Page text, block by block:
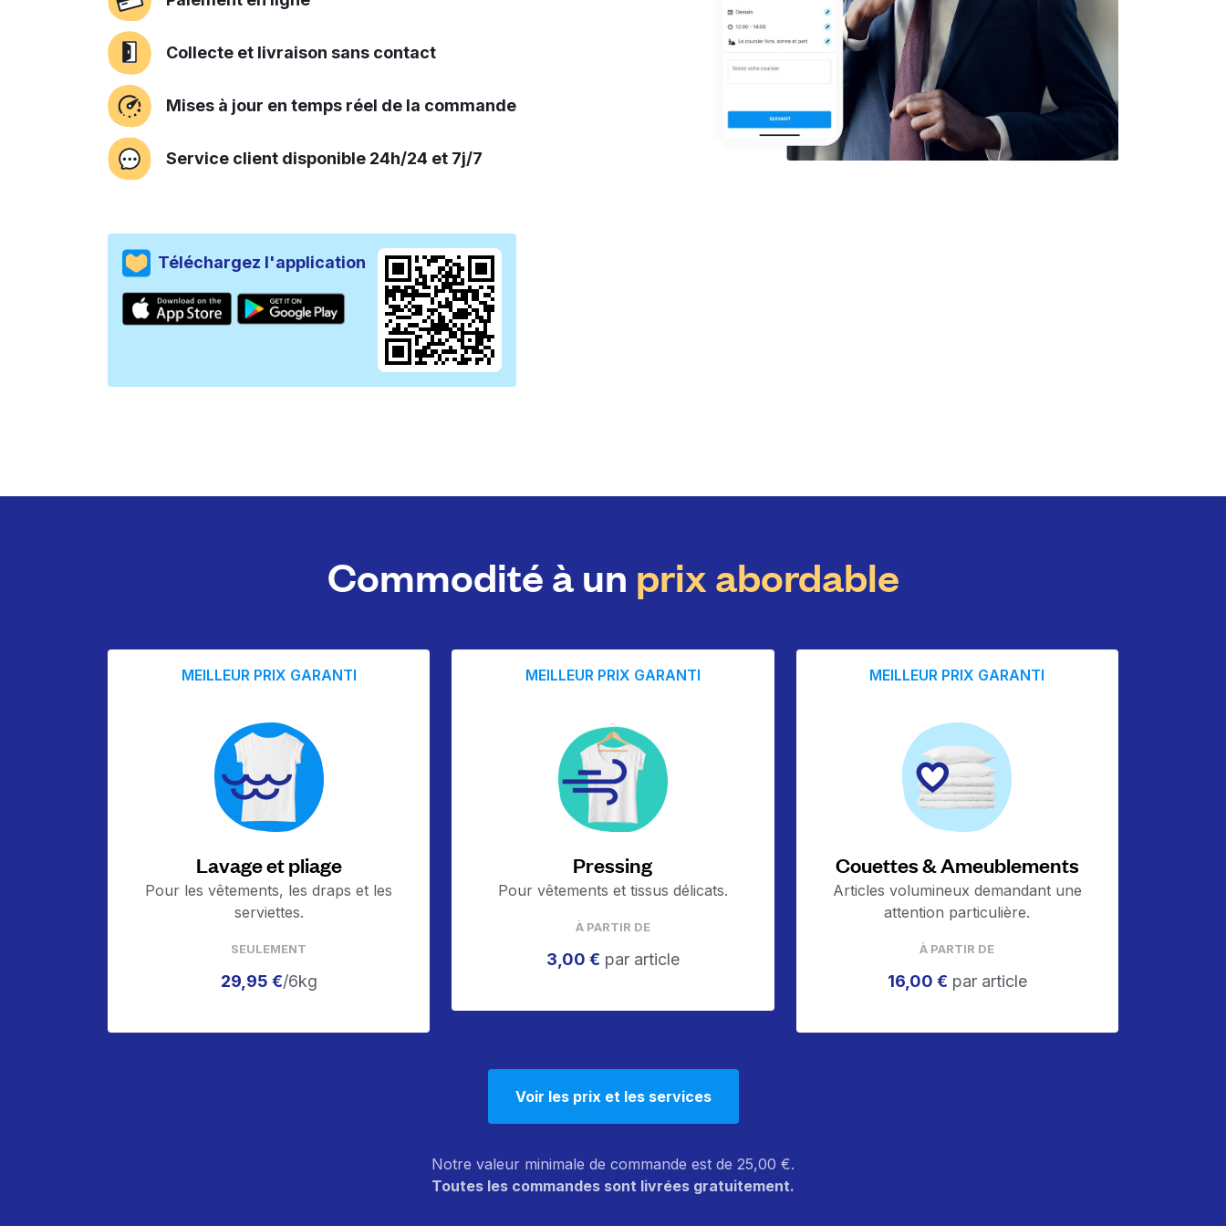
Collecte et livraison sans contact
Mises à jour en temps réel de la commande
Service client disponible 24h/24 et 7j/7
Téléchargez l'application
Commodité à un prix abordable
MEILLEUR PRIX GARANTI
Lavage et pliage
Pour les vêtements, les draps et les
serviettes.
SEULEMENT
29,95 €/6kg
MEILLEUR PRIX GARANTI
Pressing
Pour vêtements et tissus délicats.
À PARTIR DE
3,00 € par article
MEILLEUR PRIX GARANTI
Couettes & Ameublements
Articles volumineux demandant une
attention particulière.
À PARTIR DE
16,00 € par article
Voir les prix et les services
Notre valeur minimale de commande est de 25,00 €.
Toutes les commandes sont livrées gratuitement.